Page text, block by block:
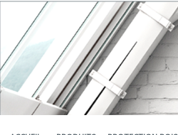
ACCUEIL
PRODUITS
DOCUMENTATIONS
COULEURS